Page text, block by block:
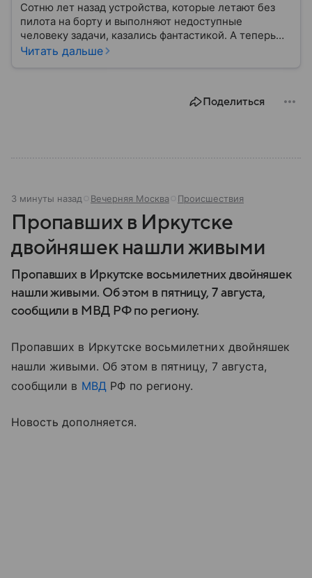
Сотню лет назад устройства, которые летают без
пилота на борту и выполняют недоступные
человеку задачи, казались фантастикой. А теперь
они стали реальностью: собрали главное о
Читать дальше
Поделиться
3 минуты назад Вечерняя Москва Происшествия
Пропавших в Иркутске
двойняшек нашли живыми
Пропавших в Иркутске восьмилетних двойняшек
нашли живыми. Об этом в пятницу, 7 августа,
сообщили в МВД РФ по региону.
Пропавших в Иркутске восьмилетних двойняшек
нашли живыми. Об этом в пятницу, 7 августа,
сообщили в МВДРФ по региону.
Новость дополняется.